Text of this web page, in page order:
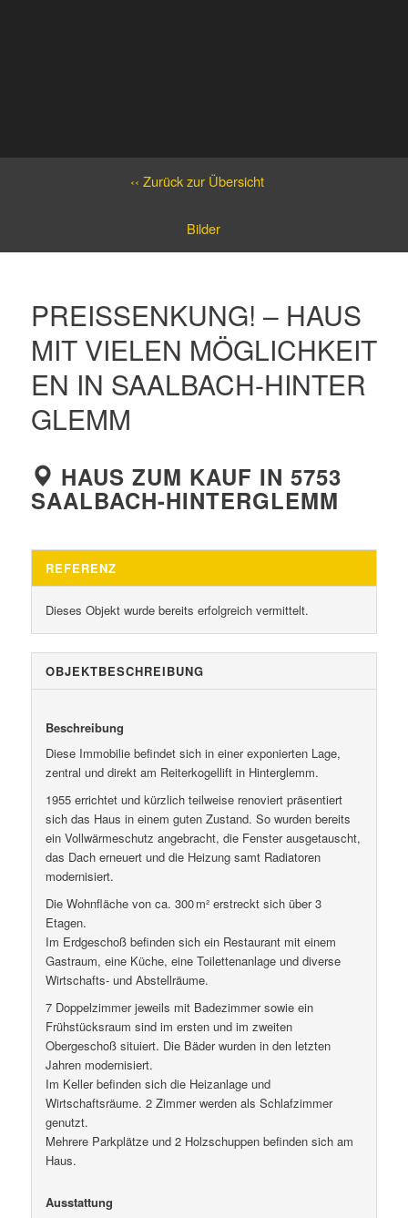
‹‹ Zurück zur Übersicht
Bilder
PREISSENKUNG! – HAUS
MIT VIELEN MÖGLICHKEIT
EN IN SAALBACH-HINTER
GLEMM
HAUS ZUM KAUF IN 5753
SAALBACH-HINTERGLEMM
REFERENZ
Dieses Objekt wurde bereits erfolgreich vermittelt.
OBJEKT­BESCHREIBUNG
Beschreibung
Diese Immobilie befindet sich in einer exponierten Lage,
zentral und direkt am Reiterkogellift in Hinterglemm.
1955 errichtet und kürzlich teilweise renoviert präsentiert
sich das Haus in einem guten Zustand. So wurden bereits
ein Vollwärmeschutz angebracht, die Fenster ausgetauscht,
das Dach erneuert und die Heizung samt Radiatoren
modernisiert.
Die Wohnfläche von ca. 300 m² erstreckt sich über 3
Etagen.
Im Erdgeschoß befinden sich ein Restaurant mit einem
Gastraum, eine Küche, eine Toilettenanlage und diverse
Wirtschafts- und Abstellräume.
7 Doppelzimmer jeweils mit Badezimmer sowie ein
Frühstücksraum sind im ersten und im zweiten
Obergeschoß situiert. Die Bäder wurden in den letzten
Jahren modernisiert.
Im Keller befinden sich die Heizanlage und
Wirtschaftsräume. 2 Zimmer werden als Schlafzimmer
genutzt.
Mehrere Parkplätze und 2 Holzschuppen befinden sich am
Haus.
Ausstattung